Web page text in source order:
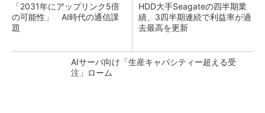
「2031年にアップリンク5倍
の可能性」 AI時代の通信課
題
HDD大手Seagateの四半期業
績、3四半期連続で利益率が過
去最高を更新
AIサーバ向け「生産キャパシティー超える受
注」ローム